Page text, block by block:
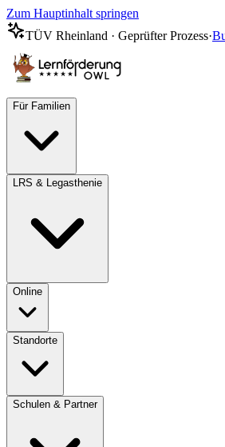
Zum Hauptinhalt springen
TÜV Rheinland · Geprüfter Prozess·
Für Familien
LRS & Legasthenie
Online
Standorte
Schulen & Partner